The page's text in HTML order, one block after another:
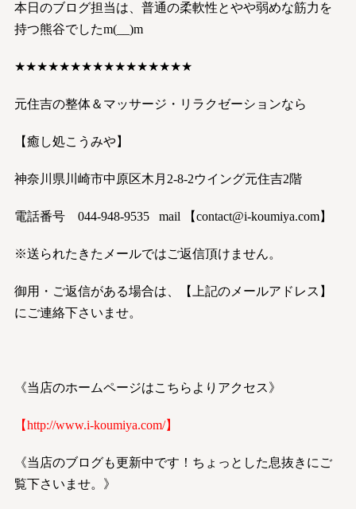
本日のブログ担当は、普通の柔軟性とやや弱めな筋力を
持つ熊谷でしたm(__)m
★★★★★★★★★★★★★★★★
元住吉の整体＆マッサージ・リラクゼーションなら
【癒し処こうみや】
神奈川県川崎市中原区木月2-8-2ウイング元住吉2階
電話番号 044-948-9535 mail 【contact@i-koumiya.com】
※送られたきたメールではご返信頂けません。
御用・ご返信がある場合は、【上記のメールアドレス】
にご連絡下さいませ。
《当店のホームページはこちらよりアクセス》
【http://www.i-koumiya.com/】
《当店のブログも更新中です！ちょっとした息抜きにご
覧下さいませ。》